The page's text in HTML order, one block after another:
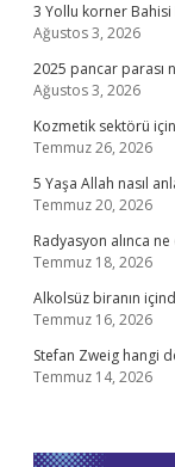
3 Yollu korner Bahisi
Ağustos 3, 2026
2025 pancar parası
Ağustos 3, 2026
Kozmetik sektörü
Temmuz 26, 2026
5 Yaşa Allah nasıl
Temmuz 20, 2026
Radyasyon alınca
Temmuz 18, 2026
Alkolsüz biranın
Temmuz 16, 2026
Stefan Zweig hangi
Temmuz 14, 2026